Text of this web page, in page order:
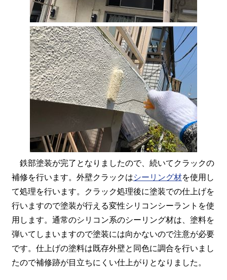
鉄部塗装が完了となりましたので、続いてクラックの
補修を行います。外壁クラックはシーリング材を使用し
て処理を行います。クラック処理後に塗装での仕上げを
行いますので塗装が行える変性シリコンシーラントを使
用します。通常のシリコン系のシーリング材は、塗料を
弾いてしまいますので塗装には向かないので注意が必要
です。仕上げの塗料は既存外壁と同色に調合を行いまし
たので補修跡が目立ちにくい仕上がりとなりました。